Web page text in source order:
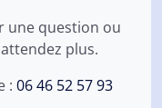
une question ou
plus.
: 06 46 52 57 93